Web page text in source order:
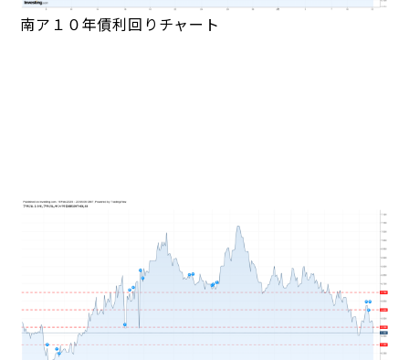
南ア１０年債利回りチャート